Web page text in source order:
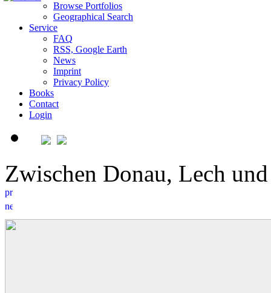
Browse Portfolios
Geographical Search
Service
FAQ
RSS, Google Earth
News
Imprint
Privacy Policy
Books
Contact
Login
Zwischen Donau, Lech